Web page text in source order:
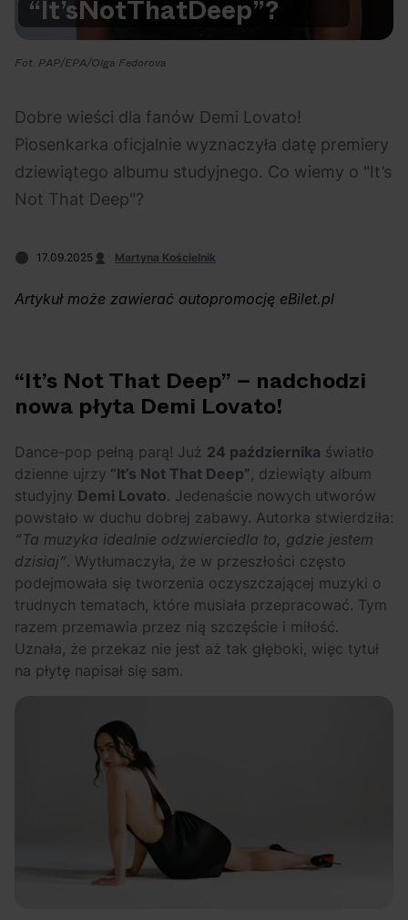
Na czasie
Polecane Scena Impostora 06.08.2026
Kto jest
eBilet Festiwal 05.08.2026
jednoczącą fanów
Bring Me The Horizon Ciekawostki 03.08.2026
Arctic Monkeys i
Bring Me The
Horizon. Lustrzane
kariery zespołów z
Sheffield
Polecane 30.07.2026
Odkryj wyjątkowe
atrakcje na drugi
miesiąc wakacji!
“It’sNotThatDeep”?
Fot. PAP/EPA/Olga Fedorova
Dobre wieści dla fanów Demi Lovato!
Piosenkarka oficjalnie wyznaczyła datę premiery
dziewiątego albumu studyjnego. Co wiemy o "It’s
Not That Deep"?
17.09.2025 Martyna Kościelnik
Artykuł może zawierać autopromocję eBilet.pl
“It’s Not That Deep” – nadchodzi
nowa płyta Demi Lovato!
Dance-pop pełną parą! Już 24 października światło
dzienne ujrzy “It’s Not That Deep”, dziewiąty album
studyjny Demi Lovato. Jedenaście nowych utworów
powstało w duchu dobrej zabawy. Autorka stwierdziła:
“Ta muzyka idealnie odzwierciedla to, gdzie jestem
dzisiaj”. Wytłumaczyła, że w przeszłości często
podejmowała się tworzenia oczyszczającej muzyki o
trudnych tematach, które musiała przepracować. Tym
razem przemawia przez nią szczęście i miłość.
Uznała, że przekaz nie jest aż tak głęboki, więc tytuł
na płytę napisał się sam.